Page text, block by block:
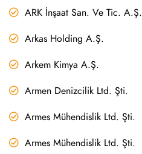
ARK İnşaat San. Ve Tic. A.Ş.
Arkas Holding A.Ş.
Arkem Kimya A.Ş.
Armen Denizcilik Ltd. Şti.
Armes Mühendislik Ltd. Şti.
Armes Mühendislik Ltd. Şti.